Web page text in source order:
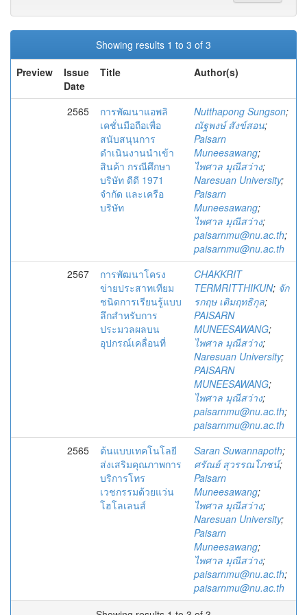
Showing results 1 to 3 of 3
Preview
Issue
Date
Title Author(s)
2565
การพัฒนาแอพลิ
เคชั่นมือถือเพื่อ
สนับสนุนการ
ดำเนินงานนำเข้า
สินค้า กรณีศึกษา
บริษัท ดีดี 1971
จำกัด และเครือ
บริษัท
Nutthapong Sungson;
ณัฐพงษ์ สังข์สอน;
Paisarn
Muneesawang;
ไพศาล มุณีสว่าง;
Naresuan University;
Paisarn
Muneesawang;
ไพศาล มุณีสว่าง;
paisarnmu@nu.ac.th;
paisarnmu@nu.ac.th
2567
การพัฒนาโครง
ข่ายประสาทเทียม
ชนิดการเรียนรู้แบบ
ลึกสำหรับการ
ประมวลผลบน
อุปกรณ์เคลื่อนที่
CHAKKRIT
TERMRITTHIKUN; จัก
รกฤษ เติมฤทธิกุล;
PAISARN
MUNEESAWANG;
ไพศาล มุณีสว่าง;
Naresuan University;
PAISARN
MUNEESAWANG;
ไพศาล มุณีสว่าง;
paisarnmu@nu.ac.th;
paisarnmu@nu.ac.th
2565
ต้นแบบเทคโนโลยี
ส่งเสริมคุณภาพการ
บริการโทร
เวชกรรมด้วยแว่น
โฮโลเลนส์
Saran Suwannapoth;
ศรัณย์ สุวรรณโภชน์;
Paisarn
Muneesawang;
ไพศาล มุณีสว่าง;
Naresuan University;
Paisarn
Muneesawang;
ไพศาล มุณีสว่าง;
paisarnmu@nu.ac.th;
paisarnmu@nu.ac.th